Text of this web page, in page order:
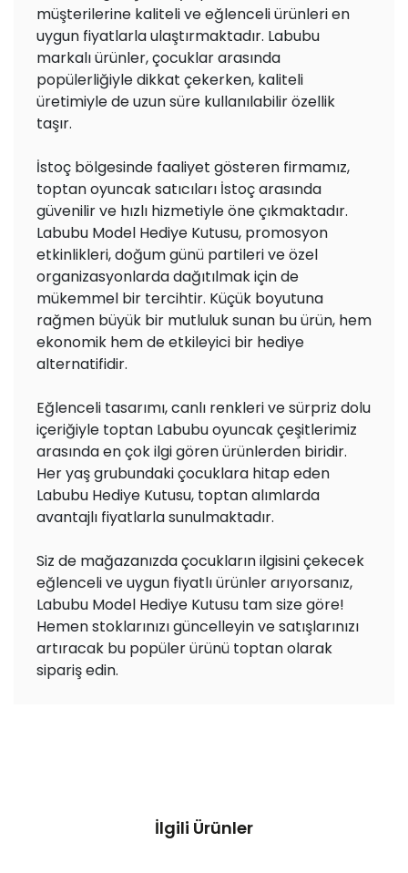
müşterilerine kaliteli ve eğlenceli ürünleri en
uygun fiyatlarla ulaştırmaktadır. Labubu
markalı ürünler, çocuklar arasında
popülerliğiyle dikkat çekerken, kaliteli
üretimiyle de uzun süre kullanılabilir özellik
taşır.
İstoç bölgesinde faaliyet gösteren firmamız,
toptan oyuncak satıcıları İstoç arasında
güvenilir ve hızlı hizmetiyle öne çıkmaktadır.
Labubu Model Hediye Kutusu, promosyon
etkinlikleri, doğum günü partileri ve özel
organizasyonlarda dağıtılmak için de
mükemmel bir tercihtir. Küçük boyutuna
rağmen büyük bir mutluluk sunan bu ürün, hem
ekonomik hem de etkileyici bir hediye
alternatifidir.
Eğlenceli tasarımı, canlı renkleri ve sürpriz dolu
içeriğiyle toptan Labubu oyuncak çeşitlerimiz
arasında en çok ilgi gören ürünlerden biridir.
Her yaş grubundaki çocuklara hitap eden
Labubu Hediye Kutusu, toptan alımlarda
avantajlı fiyatlarla sunulmaktadır.
Siz de mağazanızda çocukların ilgisini çekecek
eğlenceli ve uygun fiyatlı ürünler arıyorsanız,
Labubu Model Hediye Kutusu tam size göre!
Hemen stoklarınızı güncelleyin ve satışlarınızı
artıracak bu popüler ürünü toptan olarak
sipariş edin.
İlgili Ürünler